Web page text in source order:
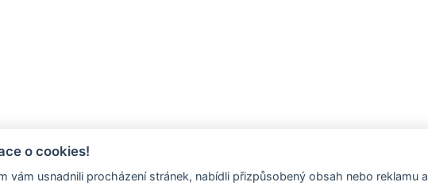
500g/m2
o cookies!
vám usnadnili procházení stránek, nabídli přizpůsobený obsah nebo reklamu a